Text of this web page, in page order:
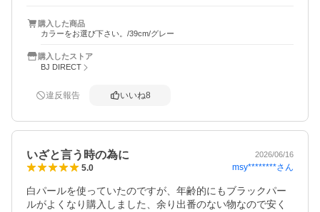
購入した商品
カラーをお選び下さい。/39cm/グレー
購入したストア
BJ DIRECT
違反報告 いいね8
いざと言う時の為に 2026/06/16
5.0 msy********さん
白パールを使っていたのですが、年齢的にもブラックパー
ルがよくなり購入しました、余り出番のない物なので安く